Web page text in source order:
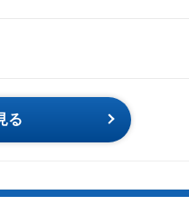
る